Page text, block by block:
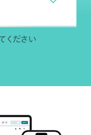
ください